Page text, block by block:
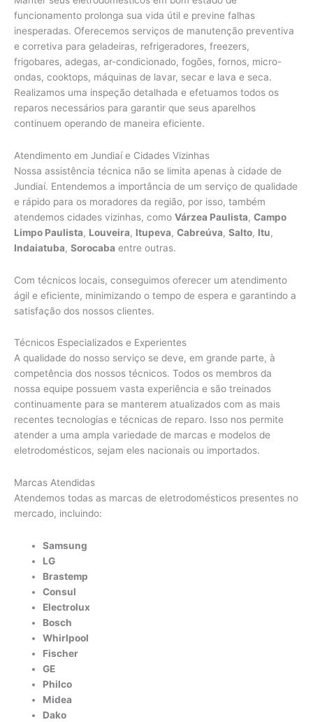
funcionamento prolonga sua vida útil e previne falhas
inesperadas. Oferecemos serviços de manutenção preventiva
e corretiva para geladeiras, refrigeradores, freezers,
frigobares, adegas, ar-condicionado, fogões, fornos, micro-
ondas, cooktops, máquinas de lavar, secar e lava e seca.
Realizamos uma inspeção detalhada e efetuamos todos os
reparos necessários para garantir que seus aparelhos
continuem operando de maneira eficiente.
Atendimento em Jundiaí e Cidades Vizinhas
Nossa assistência técnica não se limita apenas à cidade de
Jundiaí. Entendemos a importância de um serviço de qualidade
e rápido para os moradores da região, por isso, também
atendemos cidades vizinhas, como Várzea Paulista, Campo
Limpo Paulista, Louveira, Itupeva, Cabreúva, Salto, Itu,
Indaiatuba, Sorocaba entre outras.
Com técnicos locais, conseguimos oferecer um atendimento
ágil e eficiente, minimizando o tempo de espera e garantindo a
satisfação dos nossos clientes.
Técnicos Especializados e Experientes
A qualidade do nosso serviço se deve, em grande parte, à
competência dos nossos técnicos. Todos os membros da
nossa equipe possuem vasta experiência e são treinados
continuamente para se manterem atualizados com as mais
recentes tecnologias e técnicas de reparo. Isso nos permite
atender a uma ampla variedade de marcas e modelos de
eletrodomésticos, sejam eles nacionais ou importados.
Marcas Atendidas
Atendemos todas as marcas de eletrodomésticos presentes no
mercado, incluindo:
Samsung
LG
Brastemp
Consul
Electrolux
Bosch
Whirlpool
Fischer
GE
Philco
Midea
Dako